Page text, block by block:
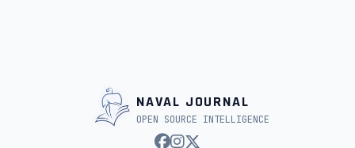
NAVAL JOURNAL
OPEN SOURCE INTELLIGENCE